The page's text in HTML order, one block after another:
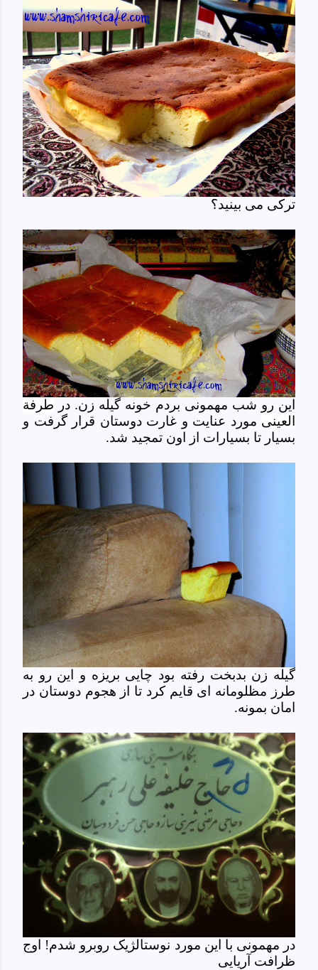
ترکی می بینید؟
این رو شب مهمونی بردم خونه گیله زن. در طرفة
العینی مورد عنایت و غارت دوستان قرار گرفت و
بسیار تا بسیارات از اون تمجید شد.
گیله زن بدبخت رفته بود چایی بریزه و این رو به
طرز مظلومانه ای قایم کرد تا از هجوم دوستان در
امان بمونه.
در مهمونی با این مورد نوستالژیک روبرو شدم! اوج
ظرافت آریایی